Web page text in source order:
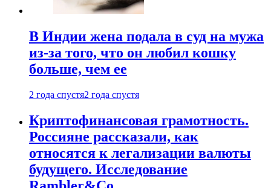
В Индии жена подала в суд на мужа
из-за того, что он любил кошку
больше, чем ее
2 года спустя2 года спустя
Криптофинансовая грамотность.
Россияне рассказали, как
относятся к легализации валюты
будущего. Исследование